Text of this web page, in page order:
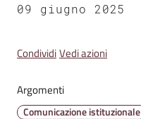
argomenti
T
u
09 giugno 2025
CondividiVedi azioni
Argomenti
Comunicazione istituzionale